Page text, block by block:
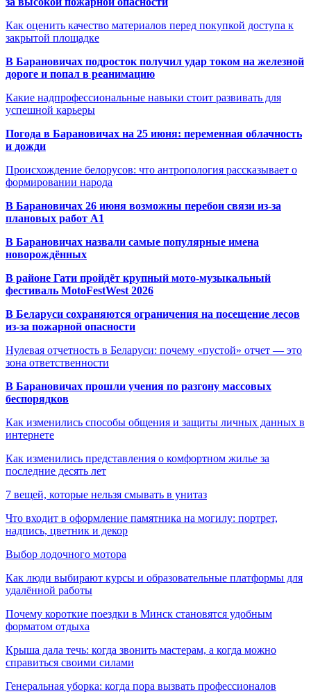
Как оценить качество материалов перед покупкой доступа к
закрытой площадке
В Барановичах подросток получил удар током на железной
дороге и попал в реанимацию
Какие надпрофессиональные навыки стоит развивать для
успешной карьеры
Погода в Барановичах на 25 июня: переменная облачность
и дожди
Происхождение белорусов: что антропология рассказывает о
формировании народа
В Барановичах 26 июня возможны перебои связи из-за
плановых работ A1
В Барановичах назвали самые популярные имена
новорождённых
В районе Гати пройдёт крупный мото-музыкальный
фестиваль MotoFestWest 2026
В Беларуси сохраняются ограничения на посещение лесов
из-за пожарной опасности
Нулевая отчетность в Беларуси: почему «пустой» отчет — это
зона ответственности
В Барановичах прошли учения по разгону массовых
беспорядков
Как изменились способы общения и защиты личных данных в
интернете
Как изменились представления о комфортном жилье за
последние десять лет
7 вещей, которые нельзя смывать в унитаз
Что входит в оформление памятника на могилу: портрет,
надпись, цветник и декор
Выбор лодочного мотора
Как люди выбирают курсы и образовательные платформы для
удалённой работы
Почему короткие поездки в Минск становятся удобным
форматом отдыха
Крыша дала течь: когда звонить мастерам, а когда можно
справиться своими силами
Генеральная уборка: когда пора вызвать профессионалов